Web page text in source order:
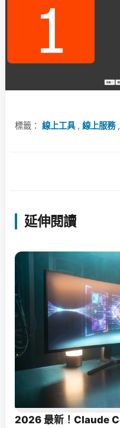
標籤： 線上工具, 線上服務,
延伸閱讀
2026 最新！Claude